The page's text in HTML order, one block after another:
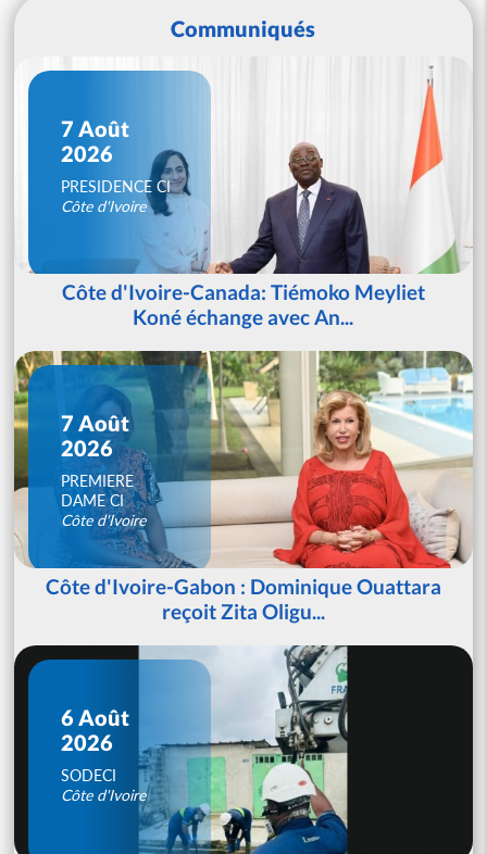
Communiqués
7 Août
2026
PRESIDENCE CI
Côte d'Ivoire
Côte d'Ivoire-Canada: Tiémoko Meyliet
Koné échange avec An...
7 Août
2026
PREMIERE
DAME CI
Côte d'Ivoire
Côte d'Ivoire-Gabon : Dominique Ouattara
reçoit Zita Oligu...
6 Août
2026
SODECI
Côte d'Ivoire